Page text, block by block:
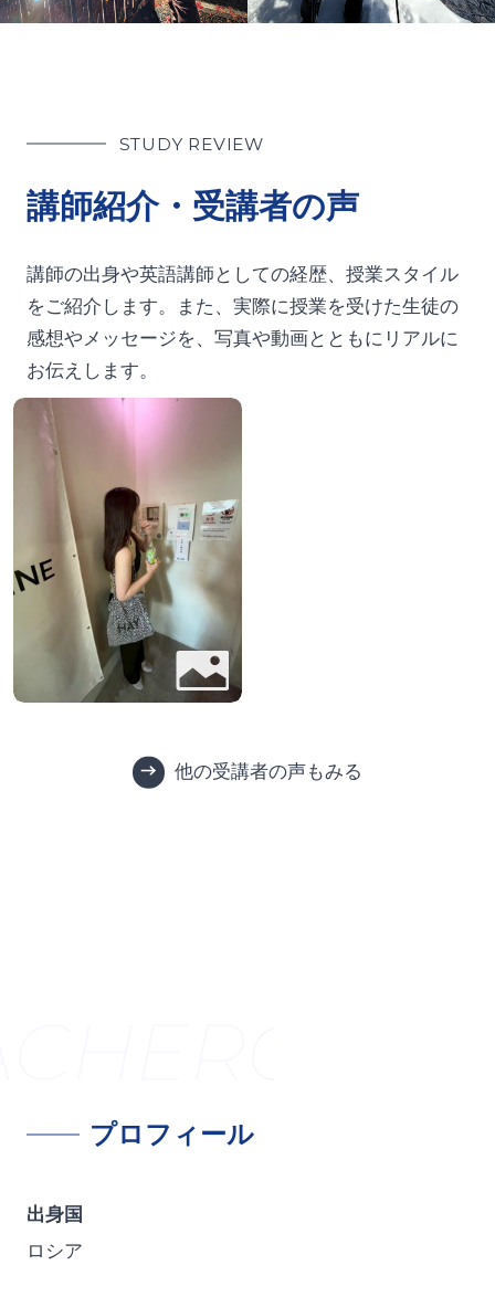
STUDY REVIEW
講師紹介・受講者の声
講師の出身や英語講師としての経歴、授業スタイル
をご紹介します。また、実際に授業を受けた生徒の
感想やメッセージを、写真や動画とともにリアルに
お伝えします。
他の受講者の声もみる
プロフィール
出身国
ロシア